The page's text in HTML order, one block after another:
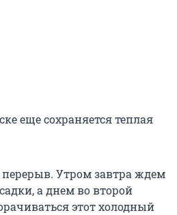
еще сохраняется теплая
Утром завтра ждем
а днем во второй
этот холодный